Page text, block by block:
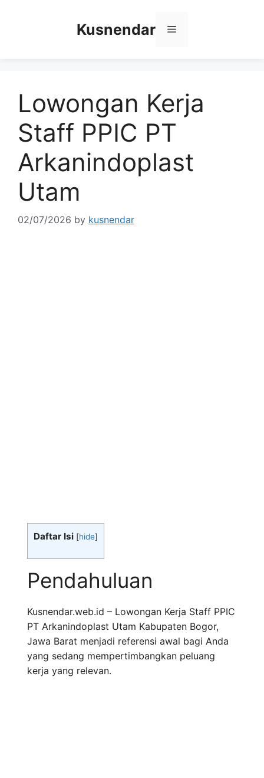
Kusnendar Menu
Lowongan Kerja
Staff PPIC PT
Arkanindoplast
Utam
02/07/2026 by kusnendar
Daftar Isi [hide]
Pendahuluan
Kusnendar.web.id – Lowongan Kerja Staff PPIC
PT Arkanindoplast Utam Kabupaten Bogor,
Jawa Barat menjadi referensi awal bagi Anda
yang sedang mempertimbangkan peluang
kerja yang relevan.